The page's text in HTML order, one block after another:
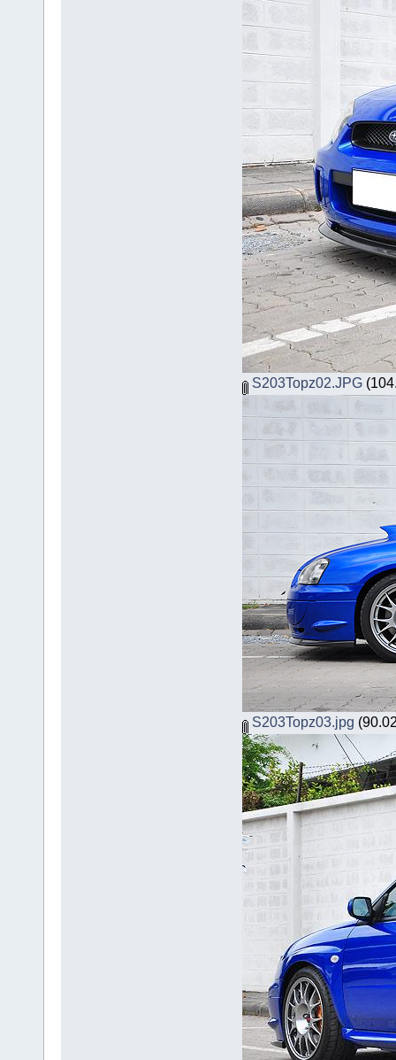
S203Topz02.JPG
S203Topz03.jpg